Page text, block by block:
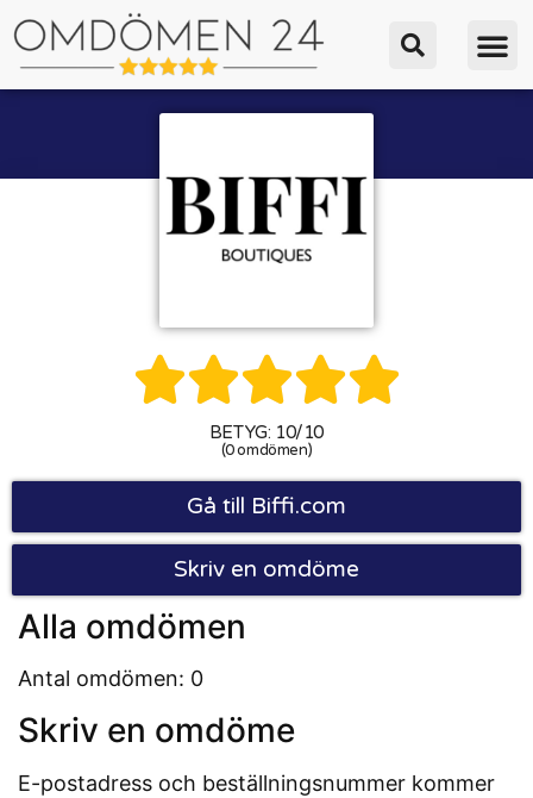

BETYG: 10/10
(0 omdömen)
Gå till Biffi.com
Skriv en omdöme
Alla omdömen
Antal omdömen: 0
Skriv en omdöme
E-postadress och beställningsnummer kommer